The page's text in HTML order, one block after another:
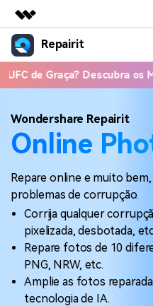
Produtos em destaque
Criatividade digital com IA
Negócios
Soluções
Sobre nós
Sala de imprensa
Loja
Suporte
Repairit
Produtos
Recuperação de dados
Reparo de arquivo
Repairit for Email
Backup de dados
Funcionalidades
Recuperação de Dados
Reparação de Vídeos
Backup de Dados
Guia em Vídeo
Por que Repairit
Soluções para Arquivos
Soluções para Computador
Soluções para Dispositivos
PROCURE MAIS
Recursos
Preços
Suporte
Sobre Nós
Teste Online
Descubra os Melhores
Wondershare Repairit
Online
Repare online e muito
problemas de corrupção.
Corrija qualquer
pixelizada, desbotada,
Repare fotos de 10
PNG, NRW, etc.
Amplie as fotos
tecnologia de IA.